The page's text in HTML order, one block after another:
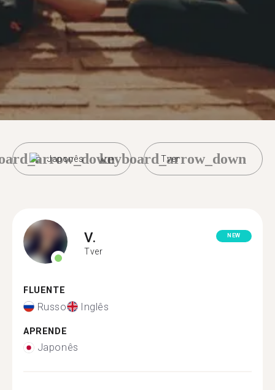
Japonês Tver
keyboard_arrow_down
V.
Tver
NEW
FLUENTE
Russo Inglês
APRENDE
Japonês